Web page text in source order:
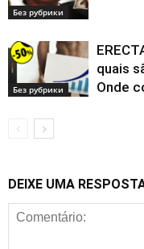
Без рубрики
Без рубрики
quais
Onde
DEIXE UMA